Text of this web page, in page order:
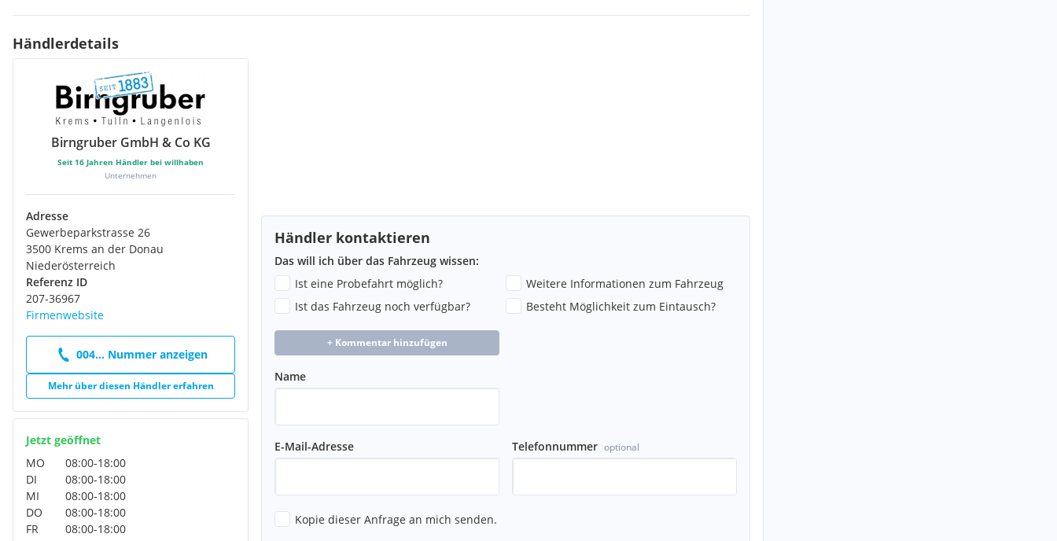
Händlerdetails
Birngruber GmbH & Co KG
Seit 16 Jahren Händler bei willhaben
Unternehmen
Adresse
Gewerbeparkstrasse 26
3500 Krems an der Donau
Niederösterreich
Referenz ID
207-36967
Firmenwebsite
004... Nummer anzeigen
Mehr über diesen Händler erfahren
Jetzt geöffnet
MO
08:00-18:00
DI
08:00-18:00
MI
08:00-18:00
DO
08:00-18:00
FR
08:00-18:00
Händler kontaktieren
Das will ich über das Fahrzeug wissen:
Ist eine Probefahrt möglich?
Weitere Informationen zum Fahrzeug
Ist das Fahrzeug noch verfügbar?
Besteht Möglichkeit zum Eintausch?
+ Kommentar hinzufügen
Name
E-Mail-Adresse Telefonnummer optional
Kopie dieser Anfrage an mich senden.